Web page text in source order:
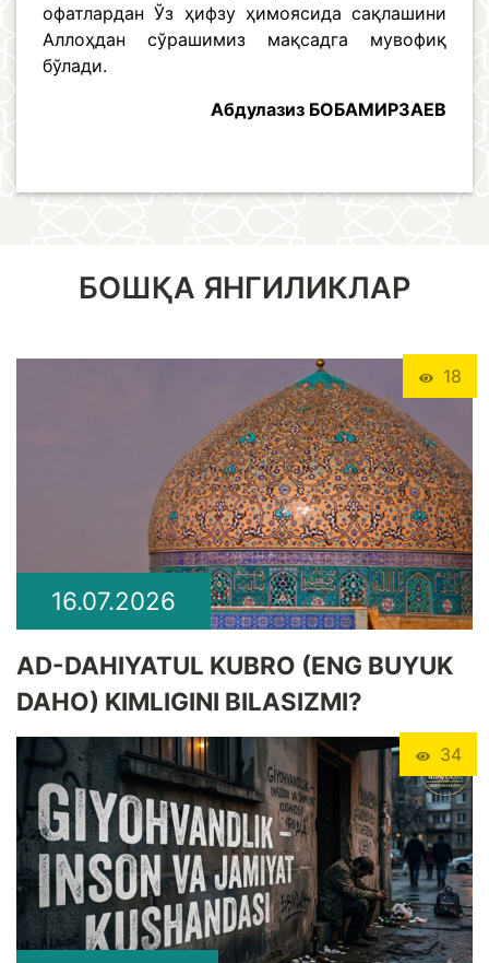
офатлардан Ўз ҳифзу ҳимоясида сақлашини
Аллоҳдан сўрашимиз мақсадга мувофиқ
бўлади.
Абдулазиз БОБАМИРЗАЕВ
БОШҚА ЯНГИЛИКЛАР
18
16.07.2026
​AD-DAHIYATUL KUBRO (ENG BUYUK
DAHO) KIMLIGINI BILASIZMI?
34